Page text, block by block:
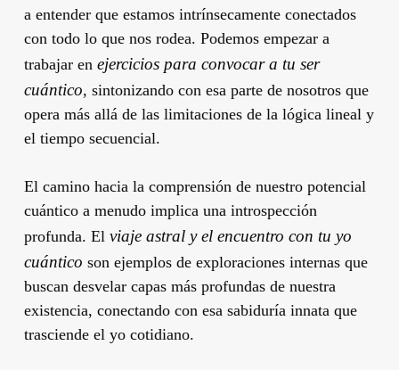
a entender que estamos intrínsecamente conectados
con todo lo que nos rodea. Podemos empezar a
trabajar en ejercicios para convocar a tu ser
cuántico, sintonizando con esa parte de nosotros que
opera más allá de las limitaciones de la lógica lineal y
el tiempo secuencial.
El camino hacia la comprensión de nuestro potencial
cuántico a menudo implica una introspección
profunda. El viaje astral y el encuentro con tu yo
cuántico son ejemplos de exploraciones internas que
buscan desvelar capas más profundas de nuestra
existencia, conectando con esa sabiduría innata que
trasciende el yo cotidiano.